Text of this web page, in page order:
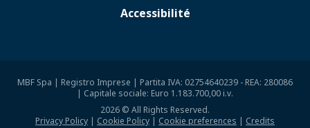
Accessibilité
MBF Spa | Registro Imprese | Partita IVA: 02754640239 - REA: 280086
| Capitale sociale: Euro 1.183.700,00 i.v.
2026 © All Rights Reserved.
Privacy Policy | Cookie Policy | Cookie preferences | Credits